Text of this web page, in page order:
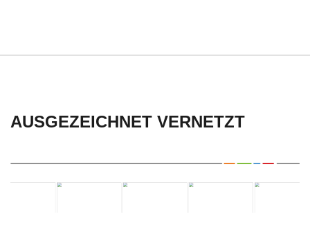
L
AUSGEZEICHNET VERNETZT